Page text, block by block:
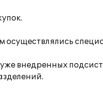
внедренных